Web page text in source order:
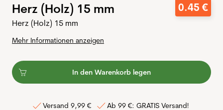
Herz (Holz) 15 mm 0.45 €
Herz (Holz) 15 mm
Mehr Informationen anzeigen
In den Warenkorb legen
Versand 9,99 €
Ab 99 €: GRATIS Versand!